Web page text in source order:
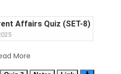
Affairs Quiz (SET-7) in Hindi
Affairs Quiz (SET-5) in Hindi
More